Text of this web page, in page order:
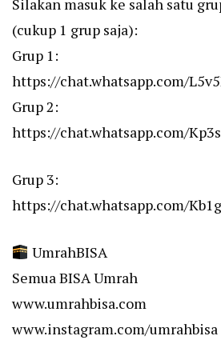
Silakan masuk ke salah satu
(cukup 1 grup saja):
Grup 1:
https://chat.whatsapp.com/
Grup 2:
https://chat.whatsapp.com/
Grup 3:
https://chat.whatsapp.com/
UmrahBISA
Semua BISA Umrah
www.umrahbisa.com
www.instagram.com/umrahbisa